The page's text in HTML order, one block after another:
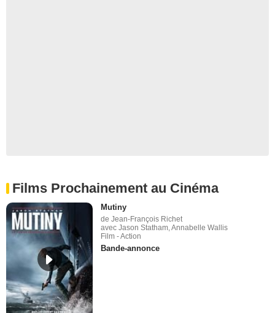
Films Prochainement au Cinéma
Mutiny
de Jean-François Richet
avec Jason Statham, Annabelle Wallis
Film - Action
Bande-annonce